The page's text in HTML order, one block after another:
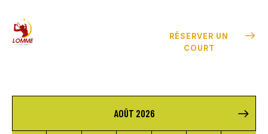
RÉSERVER UN
COURT
AOÛT 2026